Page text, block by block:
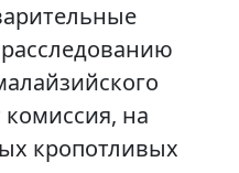
комиссия, на
кропотливых